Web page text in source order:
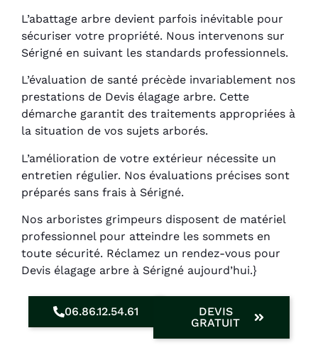
L’abattage arbre devient parfois inévitable pour
sécuriser votre propriété. Nous intervenons sur
Sérigné en suivant les standards professionnels.
L’évaluation de santé précède invariablement nos
prestations de Devis élagage arbre. Cette
démarche garantit des traitements appropriées à
la situation de vos sujets arborés.
L’amélioration de votre extérieur nécessite un
entretien régulier. Nos évaluations précises sont
préparés sans frais à Sérigné.
Nos arboristes grimpeurs disposent de matériel
professionnel pour atteindre les sommets en
toute sécurité. Réclamez un rendez-vous pour
Devis élagage arbre à Sérigné aujourd’hui.}
06.86.12.54.61
DEVIS
GRATUIT